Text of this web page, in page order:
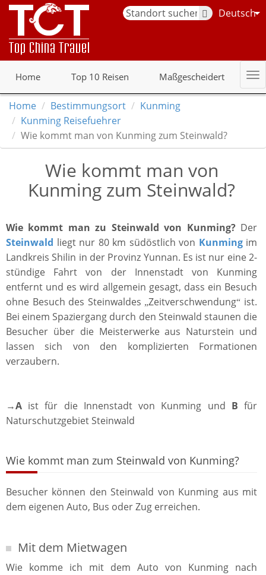
Deutsch
Home Top 10 Reisen Maßgescheidert
Home Bestimmungsort
Kunming
Kunming Reisefuehrer
Wie kommt man von Kunming zum Steinwald?
Wie kommt man von
Kunming zum Steinwald?
Wie kommt man zu Steinwald von Kunming?Der
Steinwald liegt nur 80 km südöstlich von Kunmingim
Landkreis Shilin in der Provinz Yunnan. Es ist nur eine 2-
stündige Fahrt von der Innenstadt von Kunming
entfernt und es wird allgemein gesagt, dass ein Besuch
ohne Besuch des Steinwaldes „Zeitverschwendung“ ist.
Bei einem Spaziergang durch den Steinwald staunen die
Besucher über die Meisterwerke aus Naturstein und
lassen sich von den komplizierten Formationen
verzaubern.
→A ist für die Innenstadt von Kunming und B für
Naturschutzgebiet Steinwald
Wie kommt man zum Steinwald von Kunming?
Besucher können den Steinwald von Kunming aus mit
dem eigenen Auto, Bus oder Zug erreichen.
Mit dem Mietwagen
Wie komme ich mit dem Auto von Kunming nach